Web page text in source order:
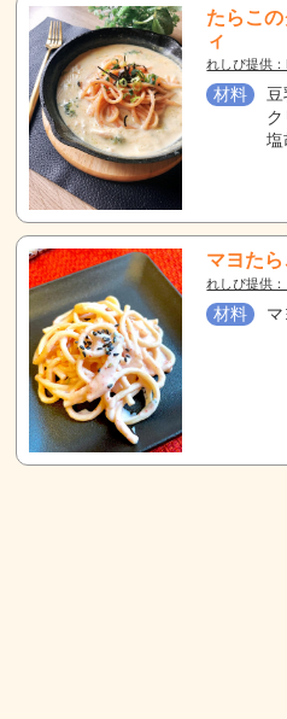
たらこ
ィ
れしぴ提供
材料
塩
マヨた
れしぴ提供
材料